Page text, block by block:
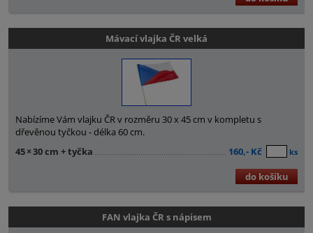
Mávací vlajka ČR velká
Nabízíme Vám vlajku ČR v rozměru 30 x 45 cm v kompletu s
dřevěnou tyčkou - délka 60 cm.
45×30 cm + tyčka 160,- Kč ks
do košíku
FAN vlajka ČR s nápisem